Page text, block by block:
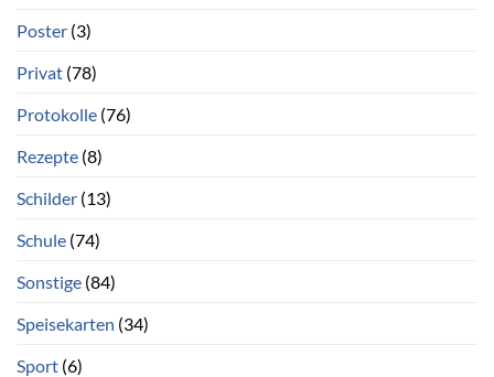
Poster (3)
Privat (78)
Protokolle (76)
Rezepte (8)
Schilder (13)
Schule (74)
Sonstige (84)
Speisekarten (34)
Sport (6)